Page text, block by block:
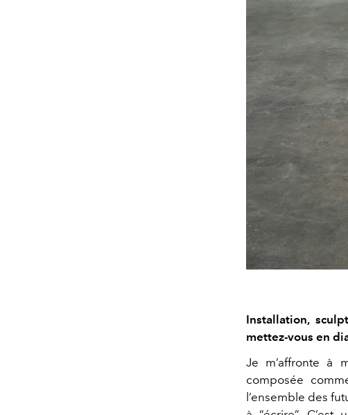
Installation,
mettez-vous en
Je m’affronte à
composée
l’ensemble des